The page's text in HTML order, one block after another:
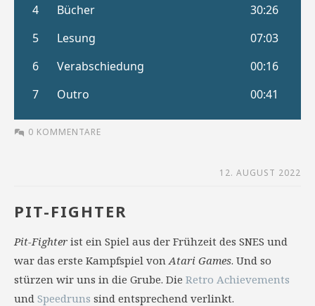
0 KOMMENTARE
12. AUGUST 2022
PIT-FIGHTER
Pit-Fighter ist ein Spiel aus der Frühzeit des SNES und
war das erste Kampfspiel vonAtari Games. Und so
stürzen wir uns in die Grube. Die Retro Achievements
und Speedruns sind entsprechend verlinkt.